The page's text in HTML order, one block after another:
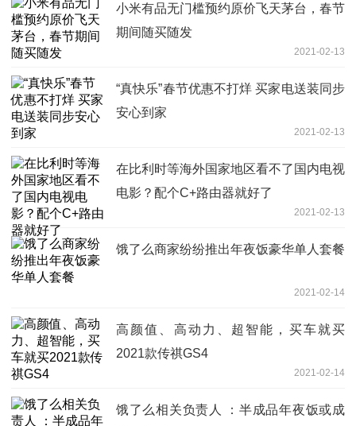
小米有品无门槛预约原价飞天茅台，春节
期间随买随发
2021-02-13
“真快乐”春节优惠不打烊 买家电送装同步
安心到家
2021-02-13
在比利时等海外国家地区看不了国内电视
电影？配个C+路由器就好了
2021-02-13
饿了么商家纷纷推出年夜饭豪华单人套餐
2021-02-14
高颜值、高动力、超智能，买车就买
2021款传祺GS4
2021-02-14
饿了么相关负责人 ：半成品年夜饭或成